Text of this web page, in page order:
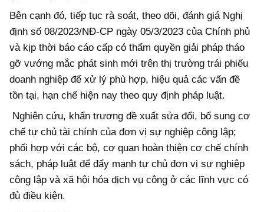
Bên cạnh đó, tiếp tục rà soát, theo dõi, đánh giá Nghị
định số 08/2023/NĐ-CP ngày 05/3/2023 của Chính phủ
và kịp thời báo cáo cấp có thẩm quyền giải pháp tháo
gỡ vướng mắc phát sinh mới trên thị trường trái phiếu
doanh nghiệp để xử lý phù hợp, hiệu quả các vấn đề
tồn tại, hạn chế hiện nay theo quy định pháp luật.
Nghiên cứu, khẩn trương đề xuất sửa đổi, bổ sung cơ
chế tự chủ tài chính của đơn vị sự nghiệp công lập;
phối hợp với các bộ, cơ quan hoàn thiện cơ chế chính
sách, pháp luật để đẩy mạnh tự chủ đơn vị sự nghiệp
công lập và xã hội hóa dịch vụ công ở các lĩnh vực có
đủ điều kiện.